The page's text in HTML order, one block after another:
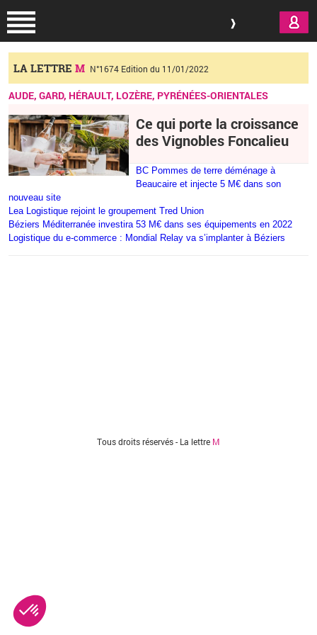
LA LETTRE M N°1674 Edition du 11/01/2022
AUDE, GARD, HÉRAULT, LOZÈRE, PYRÉNÉES-ORIENTALES
Ce qui porte la croissance
des Vignobles Foncalieu
BC Pommes de terre déménage à
Beaucaire et injecte 5 M€ dans son
nouveau site
Lea Logistique rejoint le groupement Tred Union
Béziers Méditerranée investira 53 M€ dans ses équipements en 2022
Logistique du e-commerce : Mondial Relay va s’implanter à Béziers
Tous droits réservés - La lettre M